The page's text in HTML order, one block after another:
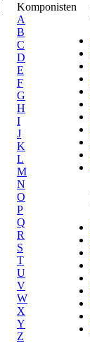
Komponisten
A
B
C
D
E
F
G
H
I
J
K
L
M
N
O
P
Q
R
S
T
U
V
W
X
Y
Z